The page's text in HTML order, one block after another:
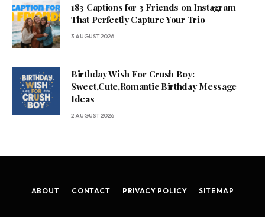
183 Captions for 3 Friends on Instagram
That Perfectly Capture Your Trio
3 AUGUST 2026
Birthday Wish For Crush Boy:
Sweet,Cute,Romantic Birthday Message
Ideas
2 AUGUST 2026
ABOUT CONTACT PRIVACY POLICY SITEMAP